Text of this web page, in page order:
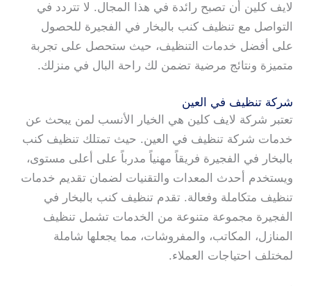
لايف كلين أن تصبح رائدة في هذا المجال. لا تتردد في
التواصل مع تنظيف كنب بالبخار في الفجيرة للحصول
على أفضل خدمات التنظيف، حيث ستحصل على تجربة
متميزة ونتائج مرضية تضمن لك راحة البال في منزلك.
شركة تنظيف في العين
تعتبر شركة لايف كلين هي الخيار الأنسب لمن يبحث عن
خدمات شركة تنظيف في العين. حيث تمتلك تنظيف كنب
بالبخار في الفجيرة فريقاً مهنياً مدرباً على أعلى مستوى،
ويستخدم أحدث المعدات والتقنيات لضمان تقديم خدمات
تنظيف متكاملة وفعالة. تقدم تنظيف كنب بالبخار في
الفجيرة مجموعة متنوعة من الخدمات تشمل تنظيف
المنازل، المكاتب، والمفروشات، مما يجعلها شاملة
لمختلف احتياجات العملاء.